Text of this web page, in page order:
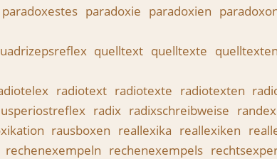
paradoxestes paradoxie paradoxien
quelltext quelltexte quelltexten
radiotext radiotexte radiotexten
radix radixschreibweise
rausboxen reallexika reallexiken
rechenexempeln rechenexempels